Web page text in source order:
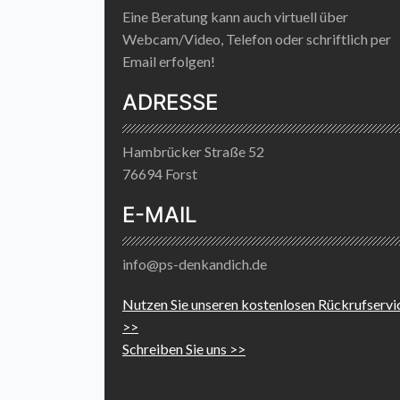
Eine Beratung kann auch virtuell über
Webcam/Video, Telefon oder schriftlich per
Email erfolgen!
ADRESSE
Hambrücker Straße 52
76694 Forst
E-MAIL
info@ps-denkandich.de
Nutzen Sie unseren kostenlosen
>>
Schreiben Sie uns >>